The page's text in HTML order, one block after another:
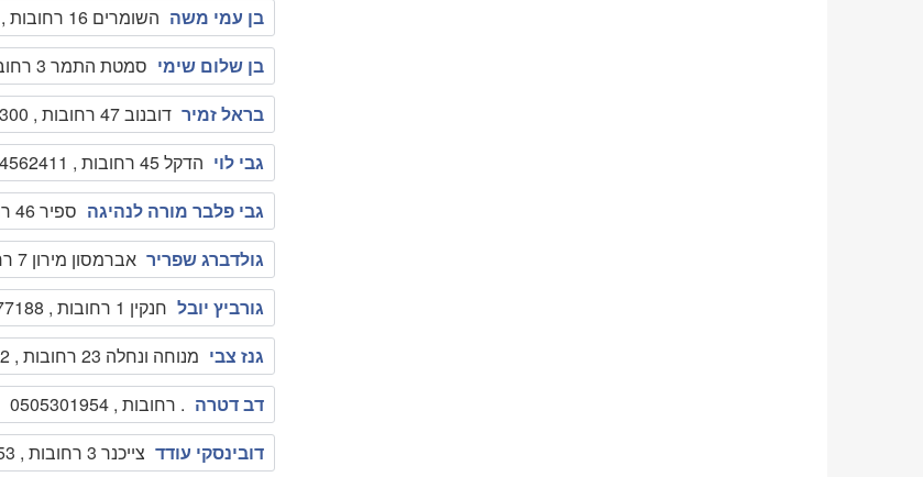
בן עמי משה השומרים 16 רחובות , 089455568
בן שלום שימי סמטת התמר 3 רחובות , 089361761
בראל זמיר דובנוב 47 רחובות , 0544345300
גבי לוי הדקל 45 רחובות , 0544562411
גבי פלבר מורה לנהיגה ספיר 46 רחובות , 0502778981
גולדברג שפריר אברמסון מירון 7 רחובות , 0544714795
גורביץ יובל חנקין 1 רחובות , 089477188
גנז צבי מנוחה ונחלה 23 רחובות , 089494312
דב דטרה . רחובות , 0505301954
דובינסקי עודד צייכנר 3 רחובות , 0522743853